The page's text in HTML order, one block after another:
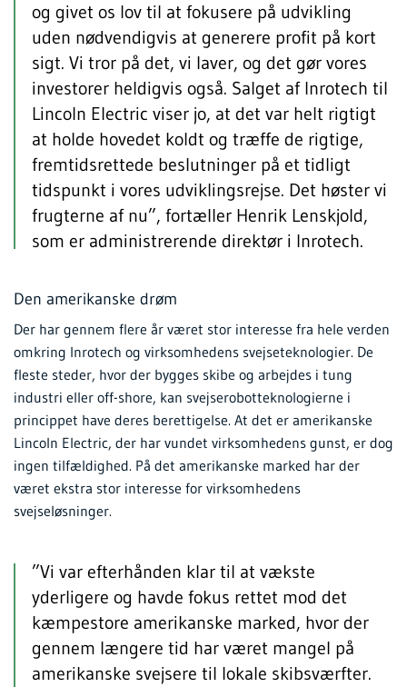
og givet os lov til at fokusere på udvikling
uden nødvendigvis at generere profit på kort
sigt. Vi tror på det, vi laver, og det gør vores
investorer heldigvis også. Salget af Inrotech til
Lincoln Electric viser jo, at det var helt rigtigt
at holde hovedet koldt og træffe de rigtige,
fremtidsrettede beslutninger på et tidligt
tidspunkt i vores udviklingsrejse. Det høster vi
frugterne af nu”, fortæller Henrik Lenskjold,
som er administrerende direktør i Inrotech.
Den amerikanske drøm
Der har gennem flere år været stor interesse fra hele verden
omkring Inrotech og virksomhedens svejseteknologier. De
fleste steder, hvor der bygges skibe og arbejdes i tung
industri eller off-shore, kan svejserobotteknologierne i
princippet have deres berettigelse. At det er amerikanske
Lincoln Electric, der har vundet virksomhedens gunst, er dog
ingen tilfældighed. På det amerikanske marked har der
været ekstra stor interesse for virksomhedens
svejseløsninger.
”Vi var efterhånden klar til at vækste
yderligere og havde fokus rettet mod det
kæmpestore amerikanske marked, hvor der
gennem længere tid har været mangel på
amerikanske svejsere til lokale skibsværfter.